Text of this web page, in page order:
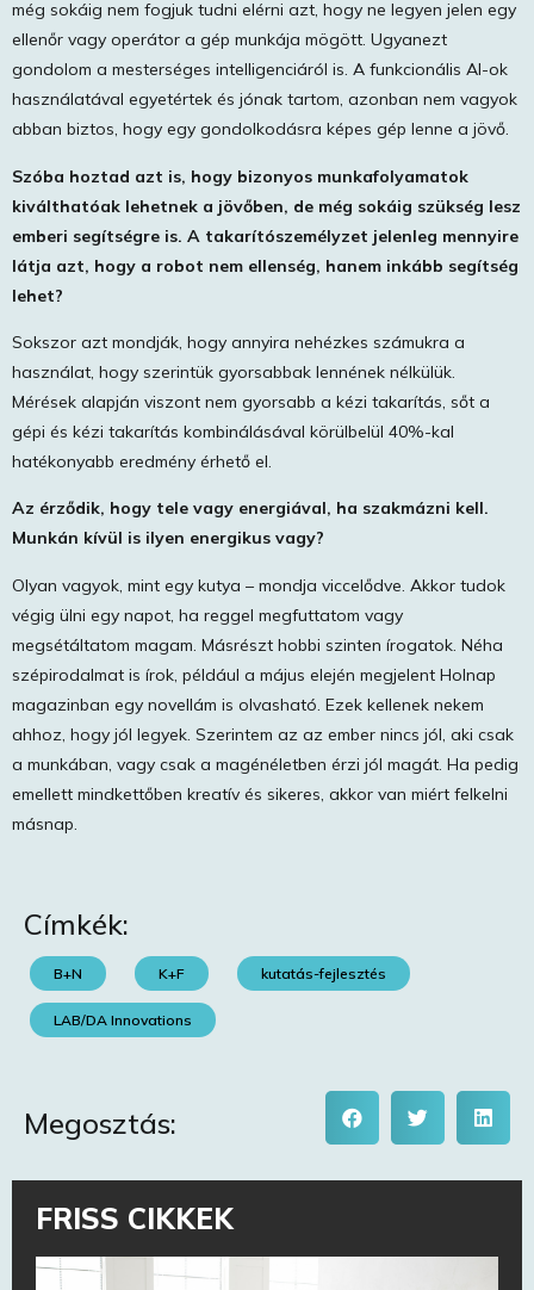
még sokáig nem fogjuk tudni elérni azt, hogy ne legyen jelen egy
ellenőr vagy operátor a gép munkája mögött. Ugyanezt
gondolom a mesterséges intelligenciáról is. A funkcionális AI-ok
használatával egyetértek és jónak tartom, azonban nem vagyok
abban biztos, hogy egy gondolkodásra képes gép lenne a jövő.
Szóba hoztad azt is, hogy bizonyos munkafolyamatok
kiválthatóak lehetnek a jövőben, de még sokáig szükség lesz
emberi segítségre is. A takarítószemélyzet jelenleg mennyire
látja azt, hogy a robot nem ellenség, hanem inkább segítség
lehet?
Sokszor azt mondják, hogy annyira nehézkes számukra a
használat, hogy szerintük gyorsabbak lennének nélkülük.
Mérések alapján viszont nem gyorsabb a kézi takarítás, sőt a
gépi és kézi takarítás kombinálásával körülbelül 40%-kal
hatékonyabb eredmény érhető el.
Az érződik, hogy tele vagy energiával, ha szakmázni kell.
Munkán kívül is ilyen energikus vagy?
Olyan vagyok, mint egy kutya – mondja viccelődve. Akkor tudok
végig ülni egy napot, ha reggel megfuttatom vagy
megsétáltatom magam. Másrészt hobbi szinten írogatok. Néha
szépirodalmat is írok, például a május elején megjelent Holnap
magazinban egy novellám is olvasható. Ezek kellenek nekem
ahhoz, hogy jól legyek. Szerintem az az ember nincs jól, aki csak
a munkában, vagy csak a magénéletben érzi jól magát. Ha pedig
emellett mindkettőben kreatív és sikeres, akkor van miért felkelni
másnap.
Címkék:
B+N K+F kutatás-fejlesztés
LAB/DA Innovations
Megosztás:
FRISS CIKKEK